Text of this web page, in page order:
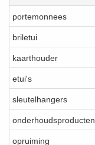
portemonnees
briletui
kaarthouder
etui's
sleutelhangers
onderhoudsproducten
opruiming